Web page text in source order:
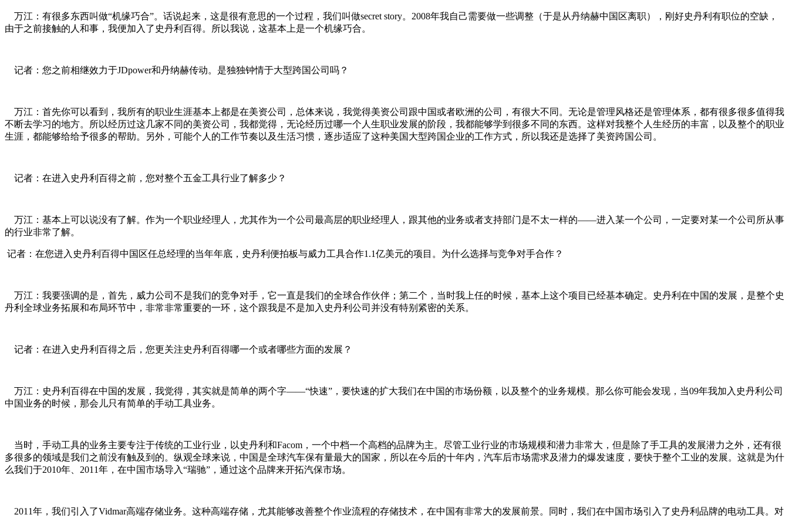
万江：有很多东西叫做“机缘巧合”。话说起来，这是很有意思的一个过程，我们叫做secret story。2008年我自己需要做一些调整（于是从丹纳赫中国区离职），刚好史丹利有职位的空缺，
由于之前接触的人和事，我便加入了史丹利百得。所以我说，这基本上是一个机缘巧合。
记者：您之前相继效力于JDpower和丹纳赫传动。是独独钟情于大型跨国公司吗？
万江：首先你可以看到，我所有的职业生涯基本上都是在美资公司，总体来说，我觉得美资公司跟中国或者欧洲的公司，有很大不同。无论是管理风格还是管理体系，都有很多很多值得我
不断去学习的地方。所以经历过这几家不同的美资公司，我都觉得，无论经历过哪一个人生职业发展的阶段，我都能够学到很多不同的东西。这样对我整个人生经历的丰富，以及整个的职业
生涯，都能够给给予很多的帮助。另外，可能个人的工作节奏以及生活习惯，逐步适应了这种美国大型跨国企业的工作方式，所以我还是选择了美资跨国公司。
记者：在进入史丹利百得之前，您对整个五金工具行业了解多少？
万江：基本上可以说没有了解。作为一个职业经理人，尤其作为一个公司最高层的职业经理人，跟其他的业务或者支持部门是不太一样的——进入某一个公司，一定要对某一个公司所从事
的行业非常了解。
记者：在您进入史丹利百得中国区任总经理的当年年底，史丹利便拍板与威力工具合作1.1亿美元的项目。为什么选择与竞争对手合作？
万江：我要强调的是，首先，威力公司不是我们的竞争对手，它一直是我们的全球合作伙伴；第二个，当时我上任的时候，基本上这个项目已经基本确定。史丹利在中国的发展，是整个史
丹利全球业务拓展和布局环节中，非常非常重要的一环，这个跟我是不是加入史丹利公司并没有特别紧密的关系。
记者：在进入史丹利百得之后，您更关注史丹利百得哪一个或者哪些方面的发展？
万江：史丹利百得在中国的发展，我觉得，其实就是简单的两个字——“快速”，要快速的扩大我们在中国的市场份额，以及整个的业务规模。那么你可能会发现，当09年我加入史丹利公司
中国业务的时候，那会儿只有简单的手动工具业务。
当时，手动工具的业务主要专注于传统的工业行业，以史丹利和Facom，一个中档一个高档的品牌为主。尽管工业行业的市场规模和潜力非常大，但是除了手工具的发展潜力之外，还有很
多很多的领域是我们之前没有触及到的。纵观全球来说，中国是全球汽车保有量最大的国家，所以在今后的十年内，汽车后市场需求及潜力的爆发速度，要快于整个工业的发展。这就是为什
么我们于2010年、2011年，在中国市场导入“瑞驰”，通过这个品牌来开拓汽保市场。
2011年，我们引入了Vidmar高端存储业务。这种高端存储，尤其能够改善整个作业流程的存储技术，在中国有非常大的发展前景。同时，我们在中国市场引入了史丹利品牌的电动工具。对